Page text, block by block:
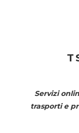
Servizi
trasporti e